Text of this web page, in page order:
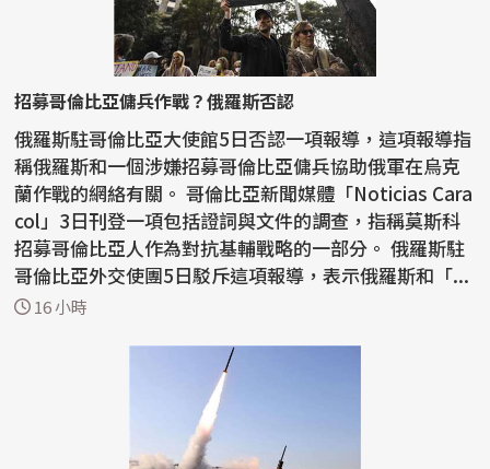
招募哥倫比亞傭兵作戰？俄羅斯否認
俄羅斯駐哥倫比亞大使館5日否認一項報導，這項報導指
稱俄羅斯和一個涉嫌招募哥倫比亞傭兵協助俄軍在烏克
蘭作戰的網絡有關。 哥倫比亞新聞媒體「Noticias Cara
col」3日刊登一項包括證詞與文件的調查，指稱莫斯科
招募哥倫比亞人作為對抗基輔戰略的一部分。 俄羅斯駐
哥倫比亞外交使團5日駁斥這項報導，表示俄羅斯和「...
16 小時